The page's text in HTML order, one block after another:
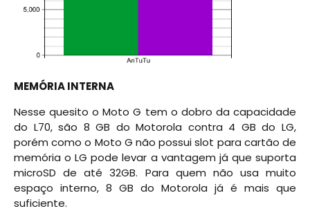
MEMÓRIA INTERNA
Nesse quesito o Moto G tem o dobro da capacidade
do L70, são 8 GB do Motorola contra 4 GB do LG,
porém como o Moto G não possui slot para cartão de
memória o LG pode levar a vantagem já que suporta
microSD de até 32GB. Para quem não usa muito
espaço interno, 8 GB do Motorola já é mais que
suficiente.